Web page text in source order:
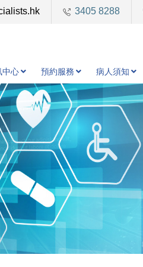
3405 8288
中心 預約服務 病人須知